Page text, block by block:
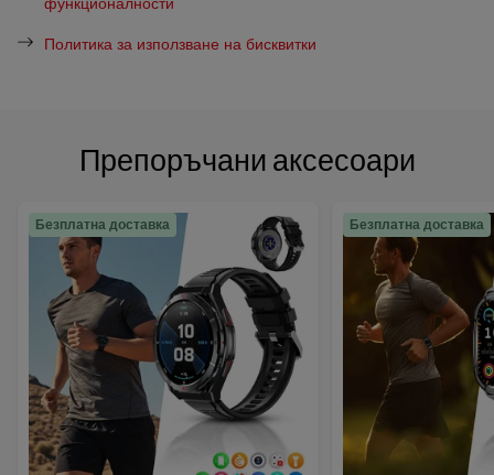
Препоръчани аксесоари
Безплатна доставка Безплатна доставка
Политика за използване на бисквитки